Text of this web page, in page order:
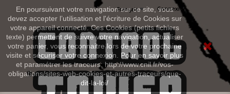
En poursuivant votre navigation sur ce site, vous
devez accepter l’utilisation et l'écriture de Cookies sur
votre appareil connecté. Ces Cookies (petits fichiers
texte) permettent de suivre votre navigation, actualiser
votre panier, vous reconnaitre lors de votre prochaine
visite et sécuriser votre connexion. Pour en savoir plus
et paramétrer les traceurs: http://www.cnil.fr/vos-
obligations/sites-web-cookies-et-autres-traceurs/que-
dit-la-loi/
Connexion
Français